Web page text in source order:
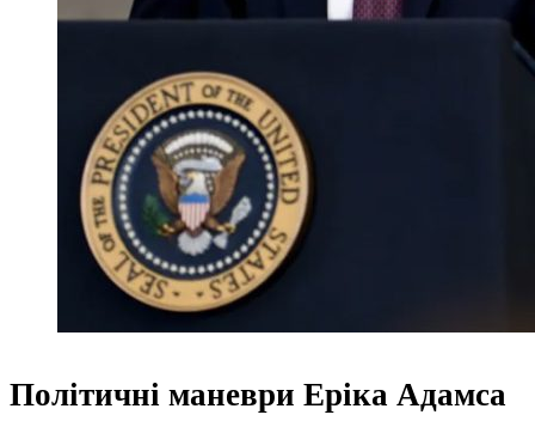
Політичні маневри Еріка Адамса